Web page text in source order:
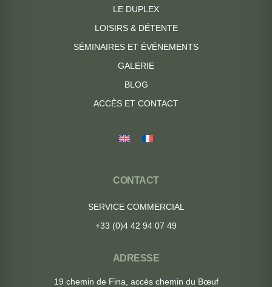
LE DUPLEX
LOISIRS & DÉTENTE
SÉMINAIRES ET ÉVÉNEMENTS
GALERIE
BLOG
ACCÈS ET CONTACT
CONTACT
SERVICE COMMERCIAL
+33 (0)4 42 94 07 49
ADRESSE
19 chemin de Fina, accès chemin du Bœuf